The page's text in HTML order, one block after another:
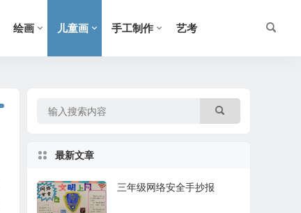
绘画 儿童画 手工制作 艺考
最新文章
三年级网络安全手抄报